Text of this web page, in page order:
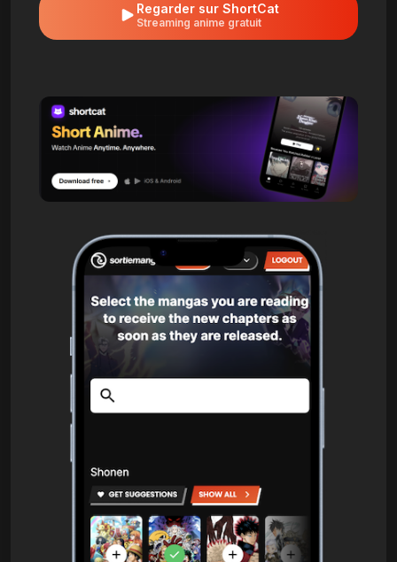
Regarder sur ShortCat
Streaming anime gratuit